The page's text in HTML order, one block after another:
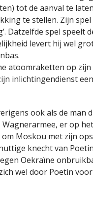
tot de aanval te
te stellen. Zijn
Datzelfde spel speelt
levert hij wel
atoomraketten op
inlichtingendienst
ook als de man
er op
Moskou met zijn
knecht van
Oekraïne
wel door Poetin